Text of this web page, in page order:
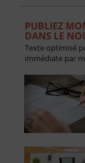
PUBLIEZ
DANS LE
Texte optimisé
immédiate par